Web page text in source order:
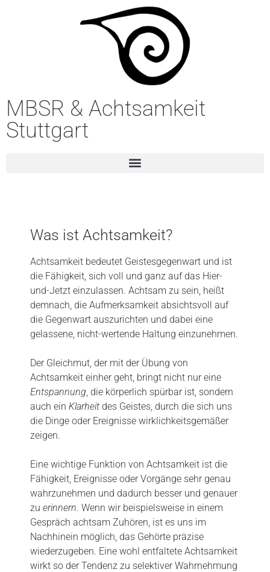
MBSR & Achtsamkeit
Stuttgart
Was ist Achtsamkeit?
Achtsamkeit bedeutet Geistesgegenwart und ist
die Fähigkeit, sich voll und ganz auf das Hier-
und-Jetzt einzulassen. Achtsam zu sein, heißt
demnach, die Aufmerksamkeit absichtsvoll auf
die Gegenwart auszurichten und dabei eine
gelassene, nicht-wertende Haltung einzunehmen.
Der Gleichmut, der mit der Übung von
Achtsamkeit einher geht, bringt nicht nur eine
Entspannung , die körperlich spürbar ist, sondern
auch ein Klarheit des Geistes, durch die sich uns
die Dinge oder Ereignisse wirklichkeitsgemäßer
zeigen.
Eine wichtige Funktion von Achtsamkeit ist die
Fähigkeit, Ereignisse oder Vorgänge sehr genau
wahrzunehmen und dadurch besser und genauer
zu erinnern. Wenn wir beispielsweise in einem
Gespräch achtsam Zuhören, ist es uns im
Nachhinein möglich, das Gehörte präzise
wiederzugeben. Eine wohl entfaltete Achtsamkeit
wirkt so der Tendenz zu selektiver Wahrnehmung